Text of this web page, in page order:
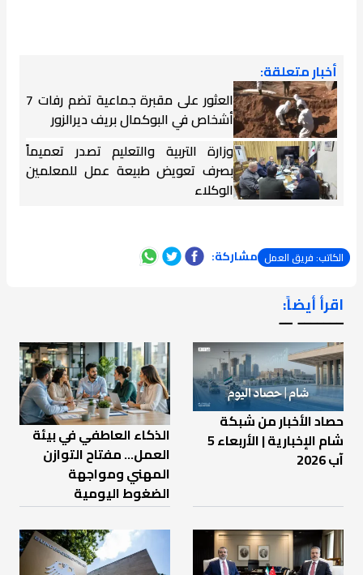
أخبار متعلقة:
العثور على مقبرة جماعية تضم رفات 7
أشخاص في البوكمال بريف ديرالزور
وزارة التربية والتعليم تصدر تعميماً
بصرف تعويض طبيعة عمل للمعلمين
الوكلاء
الكاتب: فريق العمل مشاركة:
اقرأ أيضاً:
ـــــــ ــ
حصاد الأخبار من شبكة
شام الإخبارية | الأربعاء 5
آب 2026
الذكاء العاطفي في بيئة
العمل… مفتاح التوازن
المهني ومواجهة
الضغوط اليومية